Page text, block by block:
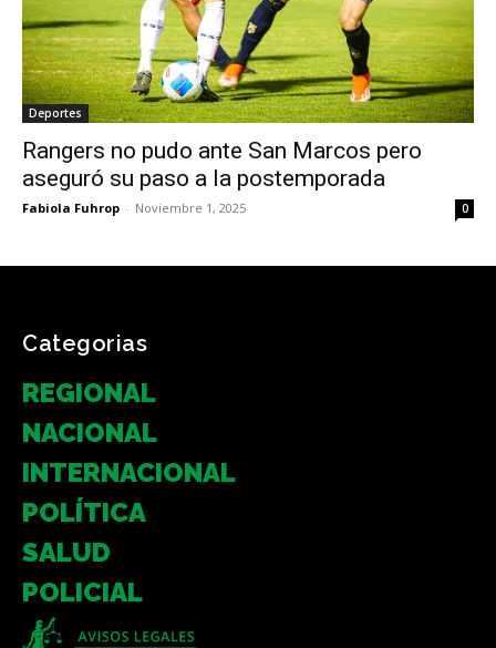
Deportes
Rangers no pudo ante San Marcos pero
aseguró su paso a la postemporada
Fabiola Fuhrop - Noviembre 1, 2025 0
Categorias
REGIONAL
NACIONAL
INTERNACIONAL
POLÍTICA
SALUD
POLICIAL